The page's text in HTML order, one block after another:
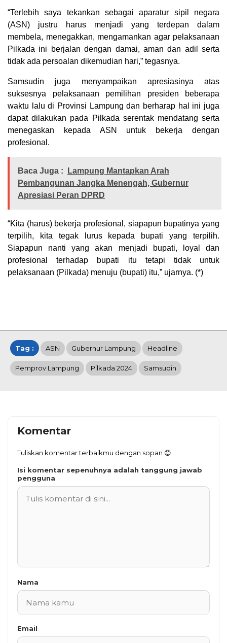
“Terlebih saya tekankan sebagai aparatur sipil negara
(ASN) justru harus menjadi yang terdepan dalam
membela, menegakkan, mengamankan agar pelaksanaan
Pilkada ini berjalan dengan damai, aman dan adil serta
tidak ada persoalan dikemudian hari,” tegasnya.
Samsudin juga menyampaikan apresiasinya atas
suksesnya pelaksanaan pemilihan presiden beberapa
waktu lalu di Provinsi Lampung dan berharap hal ini juga
dapat dilakukan pada Pilkada serentak mendatang serta
menegaskan kepada ASN untuk bekerja dengan
profesional.
Baca Juga :
Lampung Mantapkan Arah
Pembangunan Jangka Menengah, Gubernur
Apresiasi Peran DPRD
“Kita (harus) bekerja profesional, siapapun bupatinya yang
terpilih, kita tegak lurus kepada bupati yang terpilih.
Siapapun nanti yang akan menjadi bupati, loyal dan
profesional terhadap bupati itu tetapi tidak untuk
pelaksanaan (Pilkada) menuju (bupati) itu,” ujarnya. (*)
Tag : ASN Gubernur Lampung Headline
Pemprov Lampung Pilkada 2024 Samsudin
Komentar
Tuliskan komentar terbaikmu dengan sopan 😊
Isi komentar sepenuhnya adalah tanggung jawab
pengguna
Nama
Email